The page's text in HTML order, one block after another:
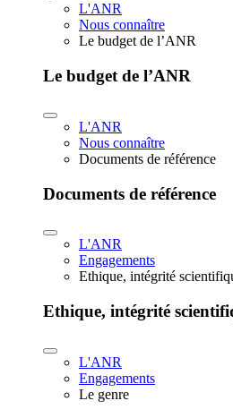
L'ANR
Nous connaître
Le budget de l’ANR
Le budget de l’ANR
L'ANR
Nous connaître
Documents de référence
Documents de référence
L'ANR
Engagements
Ethique, intégrité
Ethique, intégrité
L'ANR
Engagements
Le genre